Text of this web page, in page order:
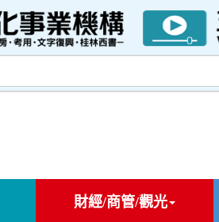
財經/商管/觀光